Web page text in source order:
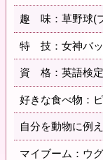
趣 味：草野球(
特 技：女神バッ
資 格：英語検定
好きな食べ物：
自分を動物に例
マイブーム：ウ